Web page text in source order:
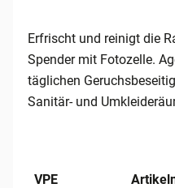
Erfrischt und reinigt die
Spender mit Fotozelle.
täglichen
Sanitär- und
VPE